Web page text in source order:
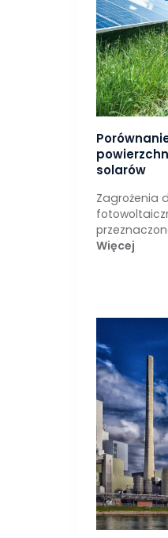
solarów
Zagrożenia
Więcej